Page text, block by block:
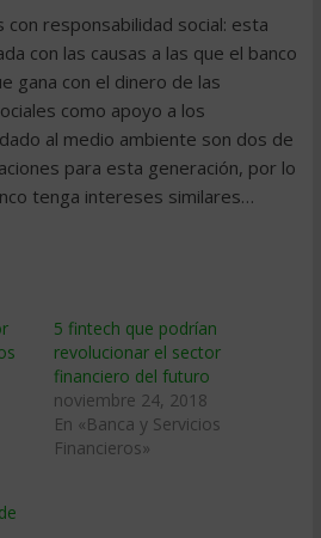
responsabilidad social: esta
con las causas a las que el banco
gana con el dinero de las
como apoyo a los
al medio ambiente son dos de
para esta generación, por lo
tenga intereses similares…
5 fintech que podrían
revolucionar el sector
financiero del futuro
noviembre 24, 2018
En «Banca y Servicios
Financieros»